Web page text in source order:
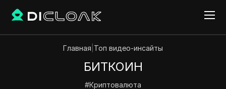
Главная Топ видео-инсайты
БИТКОИН
#Криптовалюта